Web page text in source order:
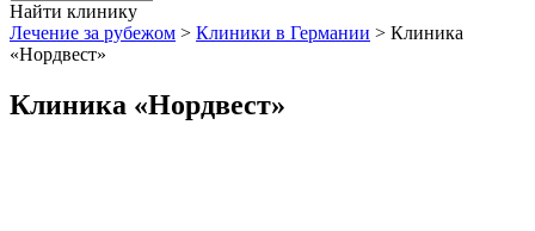
Найти клинику
Лечение за рубежом > Клиники в Германии > Клиника
«Нордвест»
Клиника «Нордвест»